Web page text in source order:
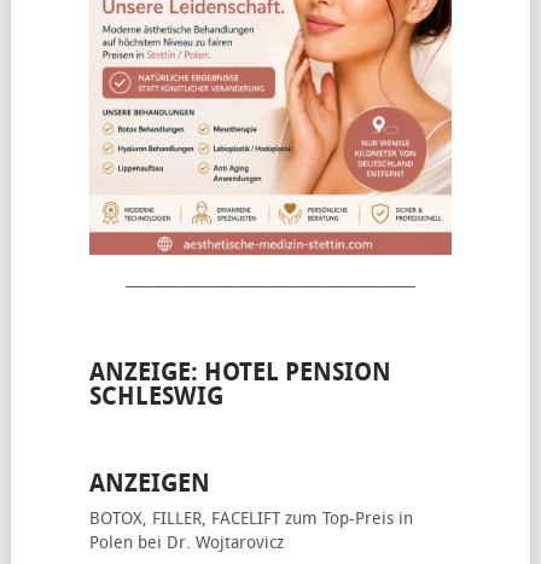
ANZEIGE: HOTEL PENSION
SCHLESWIG
ANZEIGEN
BOTOX, FILLER, FACELIFTzum Top-Preis in
Polen bei Dr. Wojtarovicz